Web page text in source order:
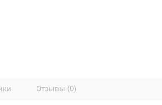
Отзывы (0)